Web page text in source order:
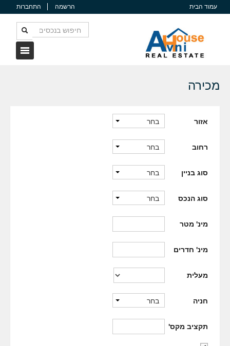
עמוד הבית התחברות הרשמה
מכירה
אזור בחר
רחוב בחר
סוג בניין בחר
סוג הנכס בחר
מינ' מטר
מינ' חדרים
מעלית
חניה בחר
תקציב מקס'